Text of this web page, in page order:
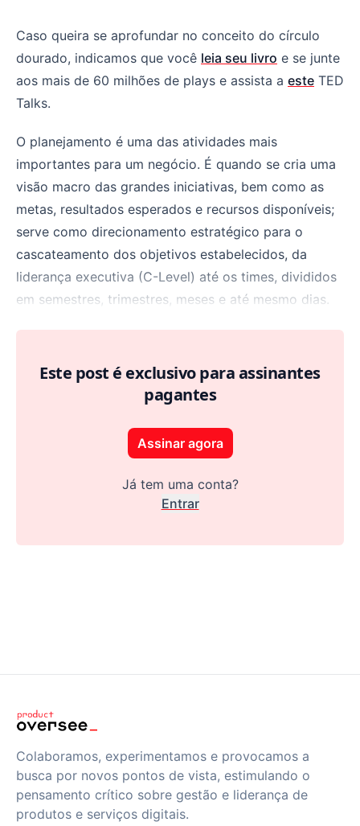
Caso queira se aprofundar no conceito do círculo
dourado, indicamos que você leia seu livro e se junte
aos mais de 60 milhões de plays e assista a este TED
Talks.
O planejamento é uma das atividades mais
importantes para um negócio. É quando se cria uma
visão macro das grandes iniciativas, bem como as
metas, resultados esperados e recursos disponíveis;
serve como direcionamento estratégico para o
cascateamento dos objetivos estabelecidos, da
liderança executiva (C-Level) até os times, divididos
em semestres, trimestres, meses e até mesmo dias.
Este post é exclusivo para assinantes
pagantes
Assinar agora
Já tem uma conta?
Entrar
Colaboramos, experimentamos e provocamos a
busca por novos pontos de vista, estimulando o
pensamento crítico sobre gestão e liderança de
produtos e serviços digitais.